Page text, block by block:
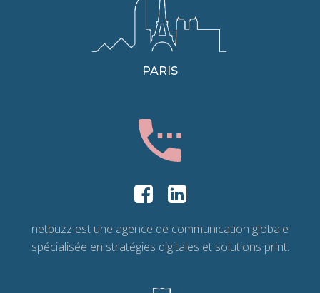
PARIS
netbuzz est une agence de communication globale
spécialisée en stratégies digitales et solutions print.